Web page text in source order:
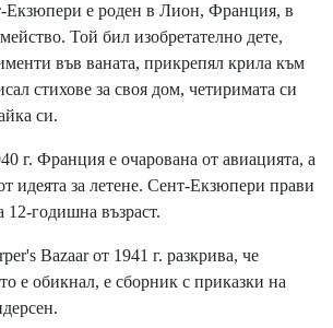
е роден в Лион, Франция, в
Той бил изобретателно дете,
във ваната, прикрепял крила към
стихове за своя дом, четиримата си
си.
г. Франция е очарована от авиацията, а
идеята за летене. Сент-Екзюпери прави
12-годишна възраст.
Bazaar от 1941 г. разкрива, че
e обикнал, е сборник с приказки на